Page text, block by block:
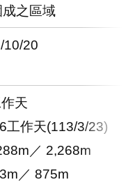
之區域
10/20
天
工作天(113/3/23)
／ 2,268m
／ 875m